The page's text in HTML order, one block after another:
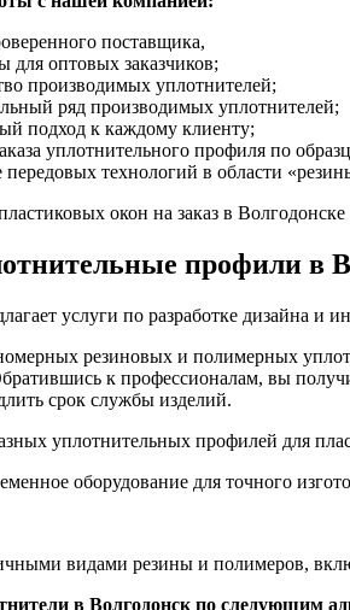
поставщика,
для оптовых заказчиков;
производимых уплотнителей;
ряд производимых уплотнителей;
подход к каждому клиенту;
уплотнительного профиля по
передовых технологий в области
профили в
услуги по разработке дизайна и
резиновых и полимерных
к профессионалам, вы
срок службы изделий.
оборудование для точного
видами резины и полимеров,
в Волгодонск по следующим